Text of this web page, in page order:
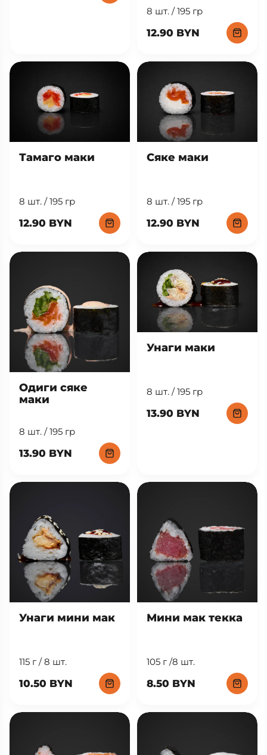
8 шт. / 195 гр
12.90 BYN
Тамаго маки
8 шт. / 195 гр
12.90 BYN
Сяке маки
8 шт. / 195 гр
12.90 BYN
Одиги сяке
маки
8 шт. / 195 гр
13.90 BYN
Унаги маки
8 шт. / 195 гр
13.90 BYN
Унаги мини мак
115 г / 8 шт.
10.50 BYN
Мини мак текка
105 г /8 шт.
8.50 BYN